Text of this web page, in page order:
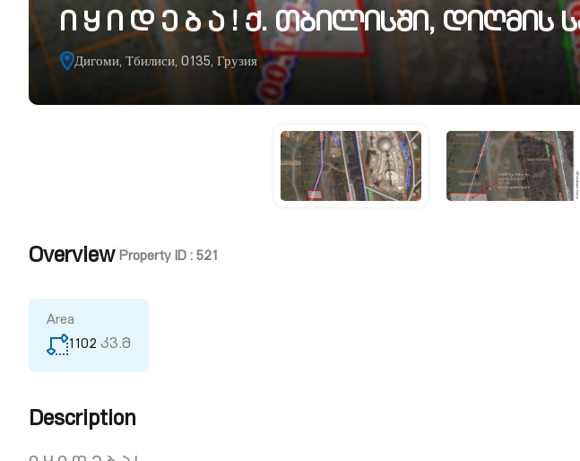
ი ყ ი დ ე ბ ა ! ქ. თბილისში, დიღმის
Дигоми, Тбилиси, 0135, Грузия
Overview| Property ID : 521
Area
1102 კვ.მ
Description